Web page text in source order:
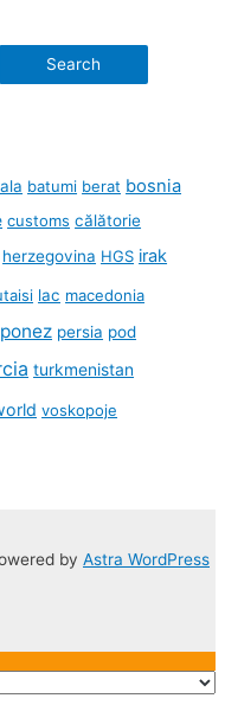
batumi berat bosnia
customs călătorie
herzegovina HGS irak
lac macedonia
persia pod
turkmenistan
voskopoje
by Astra WordPress